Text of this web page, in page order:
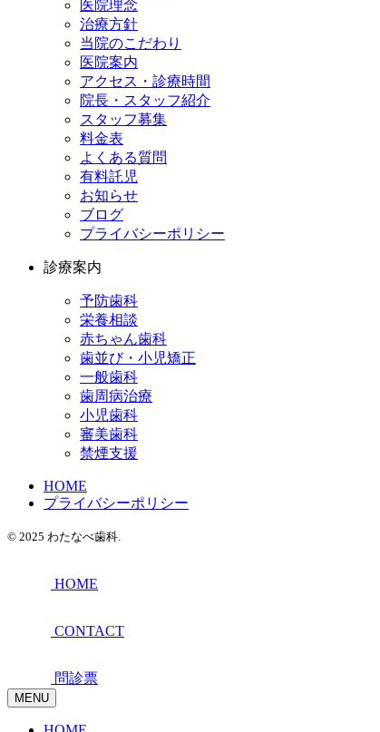
医院理念
治療方針
当院のこだわり
医院案内
アクセス・診療時間
院長・スタッフ紹介
スタッフ募集
料金表
よくある質問
有料託児
お知らせ
ブログ
プライバシーポリシー
診療案内
予防歯科
栄養相談
赤ちゃん歯科
歯並び・小児矯正
一般歯科
歯周病治療
小児歯科
審美歯科
禁煙支援
HOME
プライバシーポリシー
© 2025 わたなべ歯科.
HOME
CONTACT
問診票
MENU